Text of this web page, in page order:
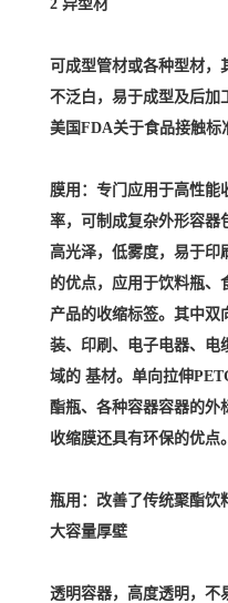
2 异型材
可成型管材或各种型材，
不泛白，易于成型及后加
美国FDA关于食品接触标
膜用：专门应用于高性能
率，可制成复杂外形容器
高光泽，低雾度，易于印
的优点，应用于饮料瓶、
产品的收缩标签。其中双
装、印刷、电子电器、电
域的 基材。单向拉伸
酯瓶、各种容器容器的外
收缩膜还具有环保的优点。
瓶用：改善了传统聚酯饮
大容量厚壁
透明容器，高度透明，不